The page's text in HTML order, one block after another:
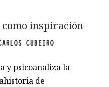
inspiración
CUBEIRO
y psicoanaliza la
de